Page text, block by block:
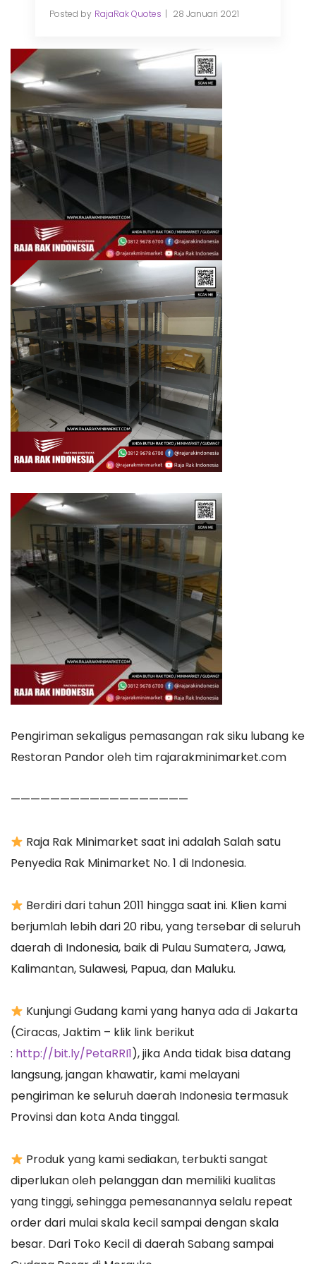
Posted by RajaRak Quotes 28 Januari 2021
Pengiriman sekaligus pemasangan rak siku lubang ke
Restoran Pandor oleh tim rajarakminimarket.com
——————————————————
Raja Rak Minimarket saat ini adalah Salah satu
Penyedia Rak Minimarket No. 1 di Indonesia.
Berdiri dari tahun 2011 hingga saat ini. Klien kami
berjumlah lebih dari 20 ribu, yang tersebar di seluruh
daerah di Indonesia, baik di Pulau Sumatera, Jawa,
Kalimantan, Sulawesi, Papua, dan Maluku.
Kunjungi Gudang kami yang hanya ada di Jakarta
(Ciracas, Jaktim – klik link berikut
: http://bit.ly/PetaRRI1), jika Anda tidak bisa datang
langsung, jangan khawatir, kami melayani
pengiriman ke seluruh daerah Indonesia termasuk
Provinsi dan kota Anda tinggal.
Produk yang kami sediakan, terbukti sangat
diperlukan oleh pelanggan dan memiliki kualitas
yang tinggi, sehingga pemesanannya selalu repeat
order dari mulai skala kecil sampai dengan skala
besar. Dari Toko Kecil di daerah Sabang sampai